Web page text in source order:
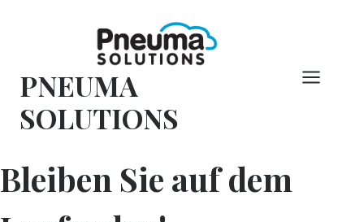
PNEUMA
SOLUTIONS
Bleiben Sie auf dem